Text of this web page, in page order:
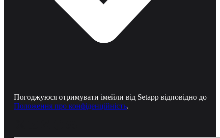
Погоджуюся отримувати імейли від Setapp відповідно до
Положення про конфіденційність.